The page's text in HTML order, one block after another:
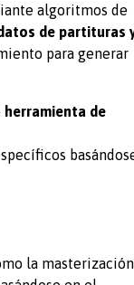
algoritmos de
de partituras
para generar
herramienta de
la masterización